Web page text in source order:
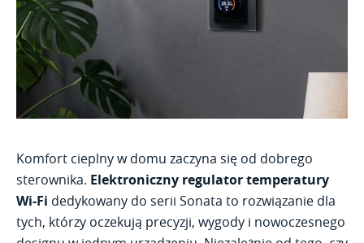
Komfort cieplny w domu zaczyna się od dobrego
sterownika. Elektroniczny regulator temperatury
Wi-Fi dedykowany do serii Sonata to rozwiązanie dla
tych, którzy oczekują precyzji, wygody i nowoczesnego